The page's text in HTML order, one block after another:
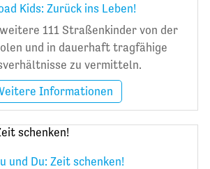
Kids: Zurück ins Leben!
111 Straßenkinder von der
und in dauerhaft tragfähige
zu vermitteln.
Informationen
und Du: Zeit schenken!